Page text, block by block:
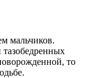
мальчиков.
то